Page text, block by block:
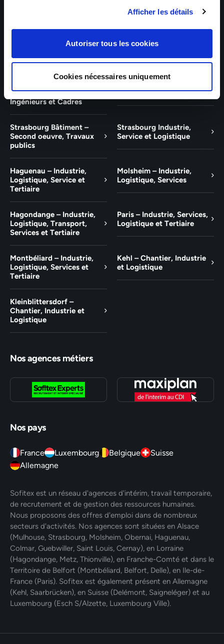
Afficher les détails
Autoriser tous les cookies
Cookies nécessaires uniquement
Cadres
Experts Strasbourg –
Illkirch-Graffenstaden
Experts Saint-Louis –
Tertiaire, Techniciens,
Ingénieurs et Cadres
Tertiaire, Techniciens,
Ingénieurs et Cadres
Saint-Louis – Industrie,
Logistique, Service
Strasbourg Bâtiment –
Second oeuvre, Travaux
publics
Strasbourg Industrie,
Service et Logistique
Haguenau – Industrie,
Logistique, Service et
Tertiaire
Molsheim – Industrie,
Logistique, Services
Hagondange – Industrie,
Logistique, Transport,
Services et Tertiaire
Paris – Industrie, Services,
Logistique et Tertiaire
Montbéliard – Industrie,
Logistique, Services et
Tertiaire
Kehl – Chantier, Industrie
et Logistique
Kleinblittersdorf –
Chantier, Industrie et
Logistique
Nos agences métiers
Nos pays
France Luxembourg Belgique
Suisse
Allemagne
Sofitex est un réseau d'agences d'intérim, travail temporaire,
de recrutement et de gestion des ressources humaines.
Nous proposons des offres d'emploi dans de nombreux
secteurs d'activités. Nos agences sont situées en Alsace
(Mulhouse, Strasbourg, Molsheim, Obernai, Haguenau,
Colmar, Guebwiller, Saint Louis, Cernay), en Lorraine
(Hagondange, Metz, Thionville), en Franche-Comté et dans le
Territoire de Belfort (Montbéliard, Belfort, Delle), en Ile-de-
France (Paris). Sofitex est également présent en Allemagne
(Kehl, Saarbrücken), en Suisse (Delémont, Saigneléger) et au
Luxembourg (Esch S/Alzette, Luxembourg Ville).